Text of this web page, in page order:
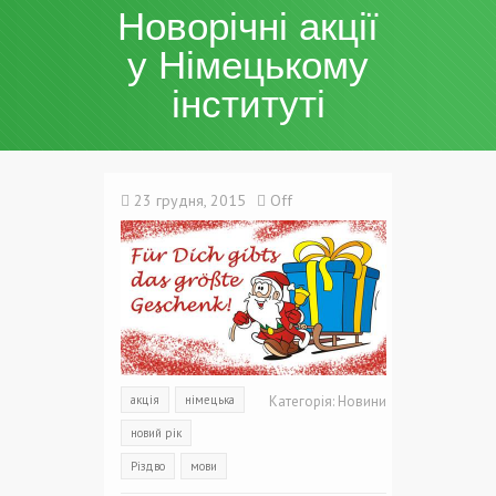
Новорічні акції
у Німецькому
інституті
23 грудня, 2015 Off
акція німецька
новий рік
Різдво мови
Категорія: Новини